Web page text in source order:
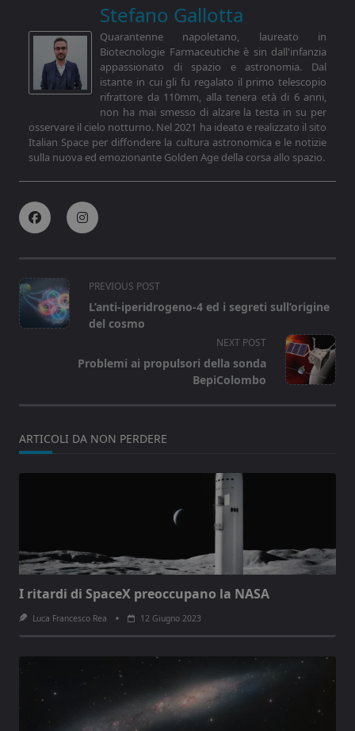
Stefano Gallotta
Quarantenne napoletano, laureato in
Biotecnologie Farmaceutiche è sin dall'infanzia
appassionato di spazio e astronomia. Dal
istante in cui gli fu regalato il primo telescopio
rifrattore da 110mm, alla tenera età di 6 anni,
non ha mai smesso di alzare la testa in su per
osservare il cielo notturno. Nel 2021 ha ideato e realizzato il sito
Italian Space per diffondere la cultura astronomica e le notizie
sulla nuova ed emozionante Golden Age della corsa allo spazio.
<span
class="nav-
subtitle
PREVIOUS POST
L’anti-iperidrogeno-4 ed i segreti sull’origine
del cosmo
NEXT POST
Problemi ai propulsori della sonda
BepiColombo
ARTICOLI DA NON PERDERE
I ritardi di SpaceX preoccupano la NASA
Luca Francesco Rea 12 Giugno 2023